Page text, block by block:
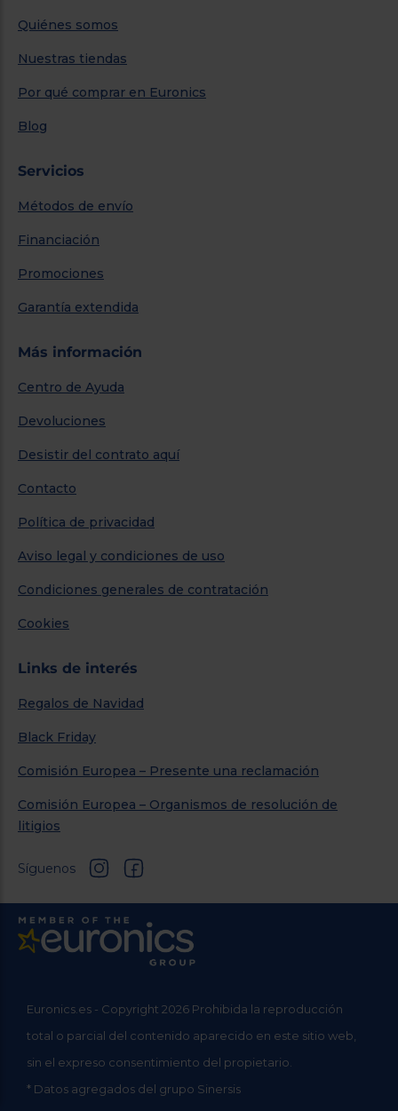
Quiénes somos
Nuestras tiendas
Por qué comprar en Euronics
Blog
Servicios
Métodos de envío
Financiación
Promociones
Garantía extendida
Más información
Centro de Ayuda
Devoluciones
Desistir del contrato aquí
Contacto
Política de privacidad
Aviso legal y condiciones de uso
Condiciones generales de contratación
Cookies
Links de interés
Regalos de Navidad
Black Friday
Comisión Europea – Presente una reclamación
Comisión Europea – Organismos de resolución de
litigios
Síguenos
Euronics.es - Copyright 2026 Prohibida la reproducción
total o parcial del contenido aparecido en este sitio web,
sin el expreso consentimiento del propietario.
* Datos agregados del grupo Sinersis